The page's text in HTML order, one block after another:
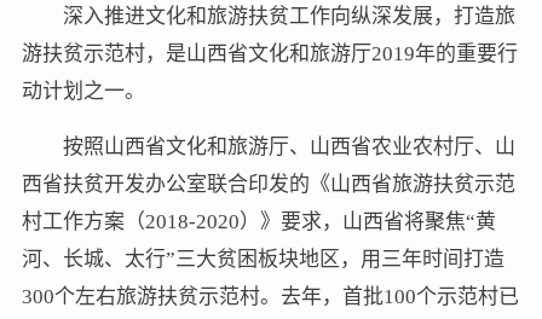
深入推进文化和旅游扶贫工作向纵深发展，打造旅
游扶贫示范村，是山西省文化和旅游厅2019年的重要行
动计划之一。
按照山西省文化和旅游厅、山西省农业农村厅、山
西省扶贫开发办公室联合印发的《山西省旅游扶贫示范
村工作方案（2018-2020）》要求，山西省将聚焦“黄
河、长城、太行”三大贫困板块地区，用三年时间打造
300个左右旅游扶贫示范村。去年，首批100个示范村已